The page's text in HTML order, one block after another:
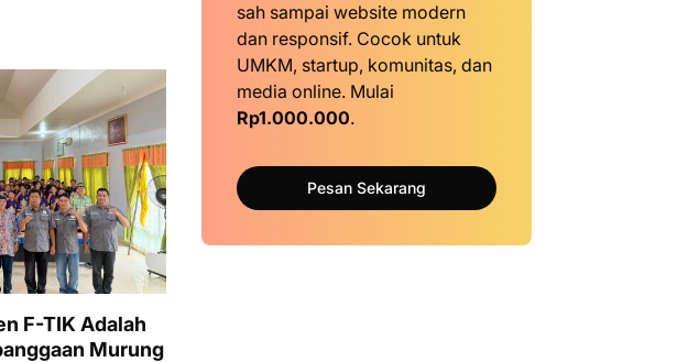
F-TIK Adalah
Murung
sah sampai website modern
dan responsif. Cocok untuk
UMKM, startup, komunitas, dan
media online. Mulai
Rp1.000.000.
Pesan Sekarang